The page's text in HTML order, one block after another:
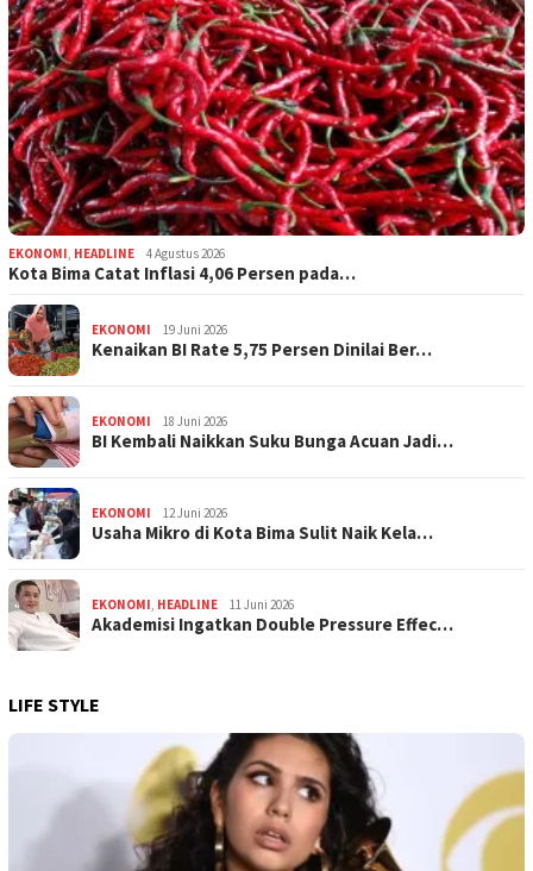
EKONOMI HEADLINE 4 Agustus 2026
Kota Bima Catat Inflasi 4,06 Persen pada…
EKONOMI 19 Juni 2026
Kenaikan BI Rate 5,75 Persen Dinilai Ber…
EKONOMI 18 Juni 2026
BI Kembali Naikkan Suku Bunga Acuan Jadi…
EKONOMI 12 Juni 2026
Usaha Mikro di Kota Bima Sulit Naik Kela…
EKONOMI HEADLINE 11 Juni 2026
Akademisi Ingatkan Double Pressure Effec…
LIFE STYLE